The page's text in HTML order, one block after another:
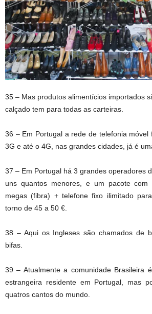
35 – Mas produtos alimentícios importados
calçado tem para todas as carteiras.
36 – Em Portugal a rede de telefonia móvel
3G e até o 4G, nas grandes cidades, já é
37 – Em Portugal há 3 grandes operadores
uns quantos menores, e um pacote
megas (fibra) + telefone fixo ilimitado
torno de 45 a 50 €.
38 – Aqui os Ingleses são chamados de
bifas.
39 – Atualmente a comunidade Brasileira
estrangeira residente em Portugal, mas
quatros cantos do mundo.